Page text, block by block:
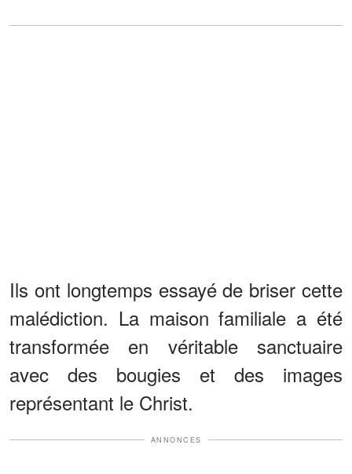
Ils ont longtemps essayé de briser cette
malédiction. La maison familiale a été
transformée en véritable sanctuaire
avec des bougies et des images
représentant le Christ.
ANNONCES